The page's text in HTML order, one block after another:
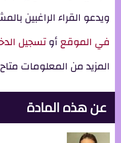
ويدعو القراء الراغبين
في الموقعأوتسجيل
المزيد من المعلومات
عن هذه المادة